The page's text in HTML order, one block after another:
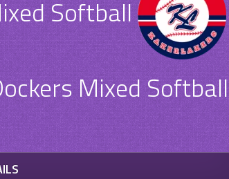
Softball
Mixed Softball